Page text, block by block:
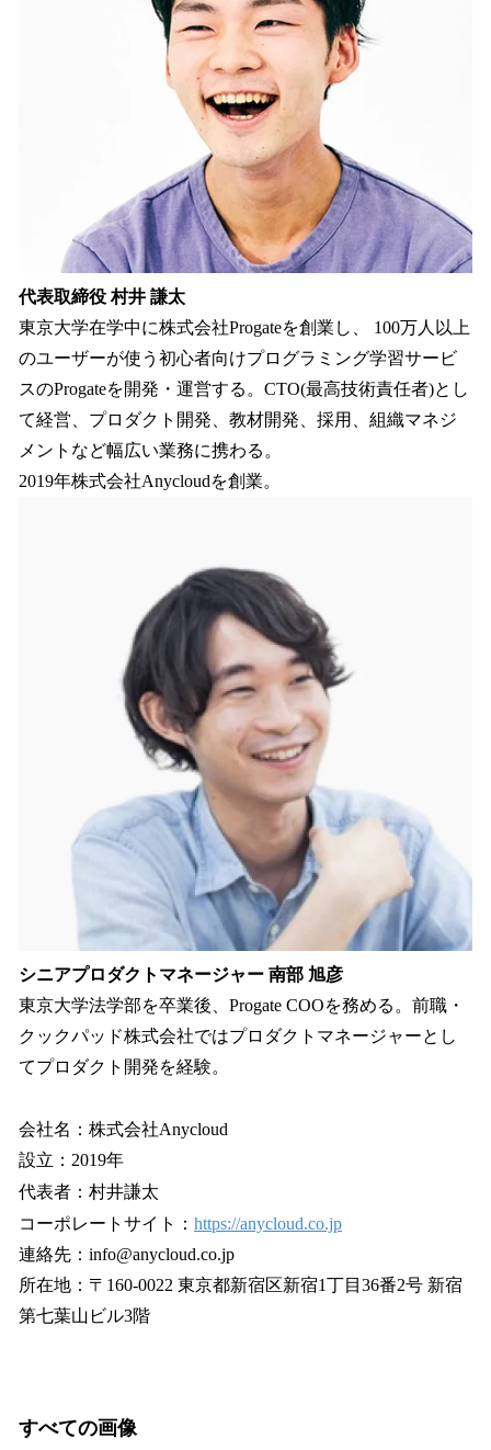
代表取締役 村井 謙太
東京大学在学中に株式会社Progateを創業し、 100万人以上
のユーザーが使う初心者向けプログラミング学習サービ
スのProgateを開発・運営する。CTO(最高技術責任者)とし
て経営、プロダクト開発、教材開発、採用、組織マネジ
メントなど幅広い業務に携わる。
2019年株式会社Anycloudを創業。
シニアプロダクトマネージャー 南部 旭彦
東京大学法学部を卒業後、Progate COOを務める。前職・
クックパッド株式会社ではプロダクトマネージャーとし
てプロダクト開発を経験。
会社名：株式会社Anycloud
設立：2019年
代表者：村井謙太
コーポレートサイト： https://anycloud.co.jp
連絡先：info@anycloud.co.jp
所在地：〒160-0022 東京都新宿区新宿1丁目36番2号 新宿
第七葉山ビル3階
すべての画像